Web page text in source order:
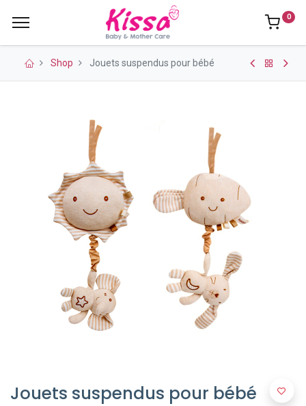
0
Shop Jouets suspendus pour bébé
Jouets suspendus pour bébé